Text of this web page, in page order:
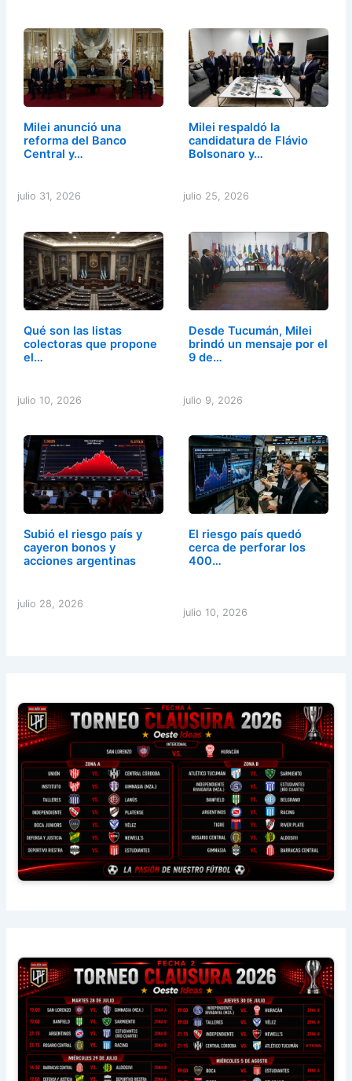
Milei anunció una
reforma del Banco
Central y…
julio 31, 2026
Milei respaldó la
candidatura de Flávio
Bolsonaro y…
julio 25, 2026
Qué son las listas
colectoras que propone
el…
julio 10, 2026
Desde Tucumán, Milei
brindó un mensaje por el
9 de…
julio 9, 2026
Subió el riesgo país y
cayeron bonos y
acciones argentinas
julio 28, 2026
El riesgo país quedó
cerca de perforar los
400…
julio 10, 2026